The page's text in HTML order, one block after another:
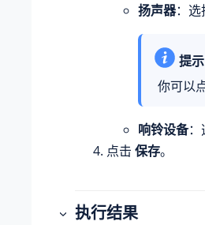
扬声器：选
提示
你可以
响铃设备：
点击 保存。
执行结果